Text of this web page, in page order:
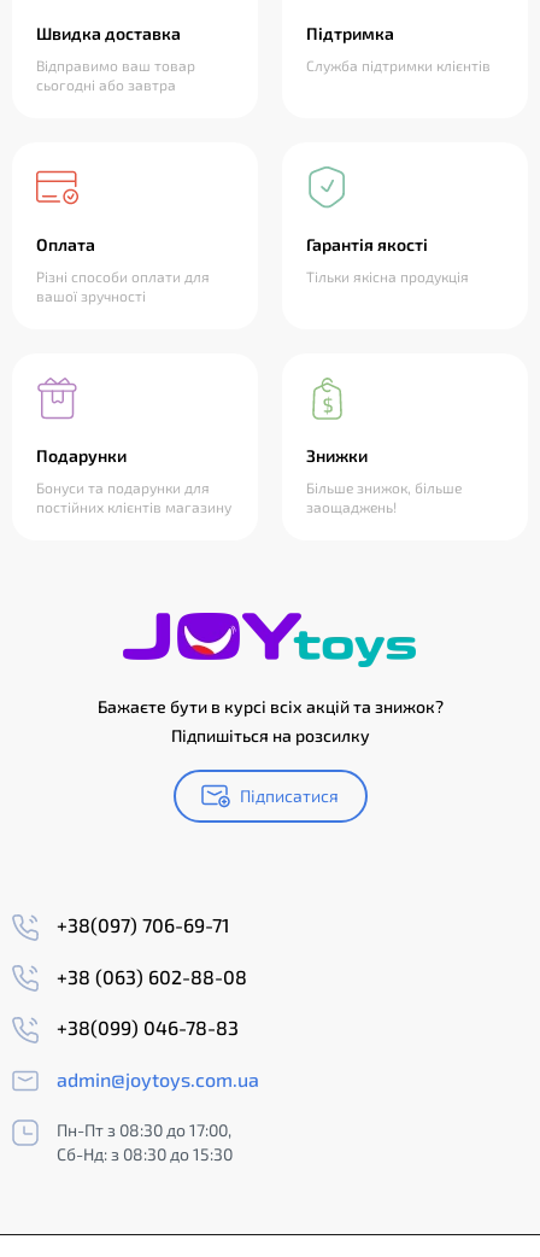
Швидка доставка
Відправимо ваш товар
сьогодні або завтра
Підтримка
Служба підтримки клієнтів
Оплата
Різні способи оплати для
вашої зручності
Гарантія якості
Тільки якісна продукція
Подарунки
Бонуси та подарунки для
постійних клієнтів магазину
Знижки
Більше знижок, більше
заощаджень!
Бажаєте бути в курсі всіх акцій та знижок?
Підпишіться на розсилку
Підписатися
+38(097) 706-69-71
+38 (063) 602-88-08
+38(099) 046-78-83
admin@joytoys.com.ua
Пн-Пт з 08:30 до 17:00,
Сб-Нд: з 08:30 до 15:30